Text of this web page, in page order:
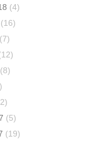
(4)
(16)
(7)
(8)
(5)
(19)